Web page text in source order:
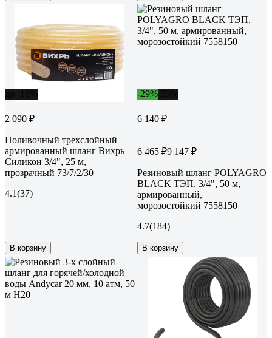
2 090 ₽
Поливочный трехслойный
армированный шланг Вихрь
Силикон 3/4", 25 м,
прозрачный 73/7/2/30
4.1(37)
В корзину
-29%
6 140 ₽
6 465 ₽9 147 ₽
Резиновый шланг POLYAGRO
BLACK ТЭП, 3/4", 50 м,
армированный,
морозостойкий 7558150
4.7(184)
В корзину